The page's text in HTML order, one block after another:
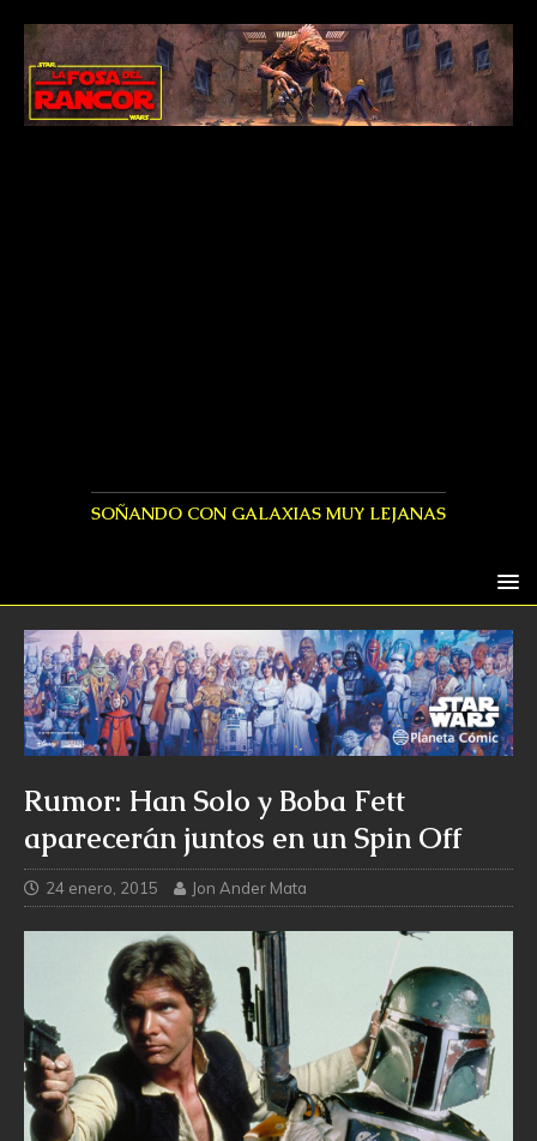
SOÑANDO CON GALAXIAS MUY LEJANAS
Rumor: Han Solo y Boba Fett
aparecerán juntos en un Spin Off
24 enero, 2015 Jon Ander Mata